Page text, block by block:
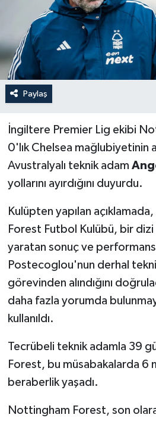
Paylaş
İngiltere Premier Lig ekibi
0'lık Chelsea mağlubiyetinin
Avustralyalı teknik adam
yollarını ayırdığını duyurdu.
Kulüpten yapılan
Forest Futbol Kulübü, bir dizi
yaratan sonuç ve
Postecoglou'nun derhal
görevinden alındığını
daha fazla yorumda
kullanıldı.
Tecrübeli teknik adamla 39
Forest, bu müsabakalarda 6
beraberlik yaşadı.
Nottingham Forest, son